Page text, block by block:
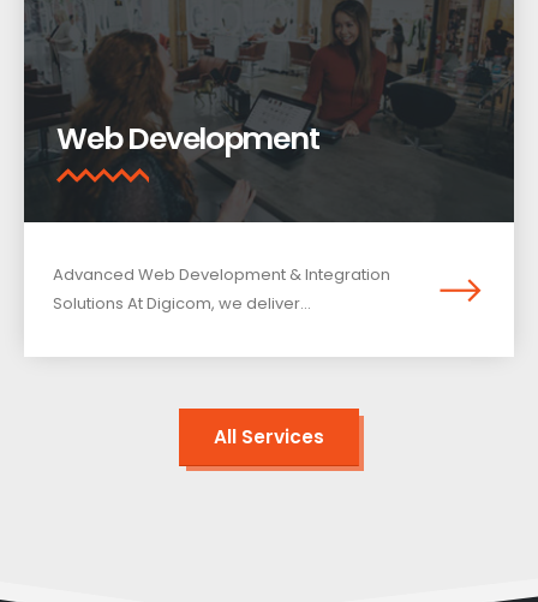
Web Development
Advanced Web Development & Integration
Solutions At Digicom, we deliver...
All Services